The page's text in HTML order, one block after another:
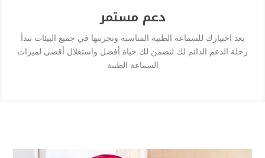
دعم مستمر
بعد اختيارك للسماعة الطبية المناسبة وتجربتها في جميع البيئات تبدأ
رحلة الدعم الدائم لك لنضمن لك حياة أفضل واستغلال أقصى لميزات
السماعة الطبية